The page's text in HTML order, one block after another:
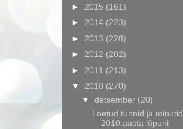
► 2015 (161)
► 2014 (223)
► 2013 (228)
► 2012 (202)
► 2011 (213)
▼ 2010 (270)
▼ detsember (20)
Loetud tunnid ja minutid
2010.aasta lõpuni